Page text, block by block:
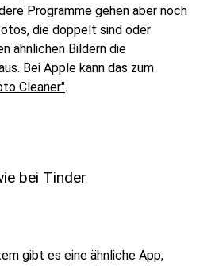
Programme gehen aber noch
die doppelt sind oder
ähnlichen Bildern die
Bei Apple kann das zum
Cleaner".
bei Tinder
gibt es eine ähnliche App,